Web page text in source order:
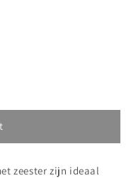
zeester zijn ideaal